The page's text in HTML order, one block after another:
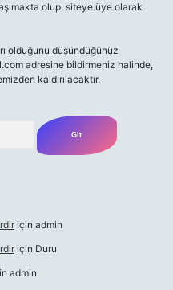
olup, siteye üye olarak
olduğunu düşündüğünüz
adresine bildirmeniz halinde,
kaldırılacaktır.
için admin
için Duru
admin